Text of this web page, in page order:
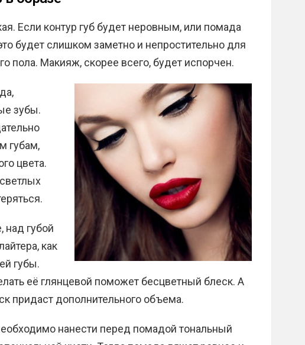
Если контур губ будет неровным, или помада
будет слишком заметно и непростительно для
пола. Макияж, скорее всего, будет испорчен.
зубы.
губам,
цвета.
над губой
как
губы.
её глянцевой поможет бесцветный блеск. А
придаст дополнительного объема.
нанести перед помадой тональный